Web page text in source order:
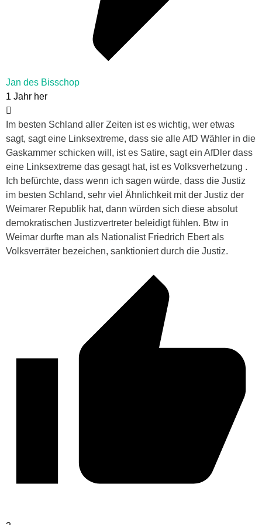
Jan des Bisschop
1 Jahr her
Im besten Schland aller Zeiten ist es wichtig, wer etwas
sagt, sagt eine Linksextreme, dass sie alle AfD Wähler in die
Gaskammer schicken will, ist es Satire, sagt ein AfDler dass
eine Linksextreme das gesagt hat, ist es Volksverhetzung .
Ich befürchte, dass wenn ich sagen würde, dass die Justiz
im besten Schland, sehr viel Ähnlichkeit mit der Justiz der
Weimarer Republik hat, dann würden sich diese absolut
demokratischen Justizvertreter beleidigt fühlen. Btw in
Weimar durfte man als Nationalist Friedrich Ebert als
Volksverräter bezeichen, sanktioniert durch die Justiz.